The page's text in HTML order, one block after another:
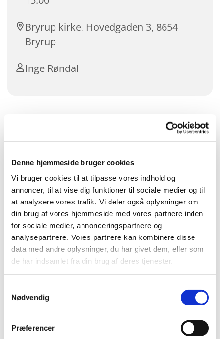
Denne hjemmeside bruger cookies
Vi bruger cookies til at tilpasse vores indhold og
annoncer, til at vise dig funktioner til sociale medier og til
at analysere vores trafik. Vi deler også oplysninger om
din brug af vores hjemmeside med vores partnere inden
for sociale medier, annonceringspartnere og
analysepartnere. Vores partnere kan kombinere disse
data med andre oplysninger, du har givet dem, eller som
de har indsamlet fra din brug af deres tjenester.
Nødvendig
Præferencer
Bryrup kirke, Hovedgaden 3, 8654
Bryrup
Inge Røndal
Du vil måske også kunne